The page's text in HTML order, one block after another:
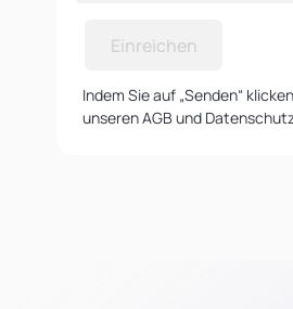
Einreichen
Indem Sie auf „Senden“
unseren AGB und